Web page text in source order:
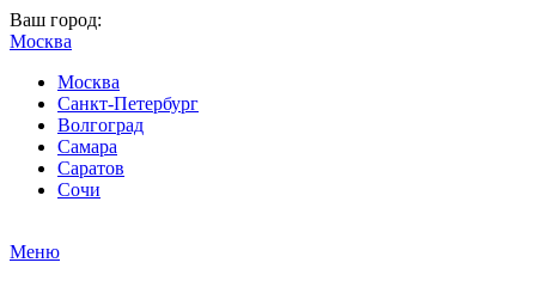
Ваш город:
Москва
Москва
Санкт-Петербург
Волгоград
Самара
Саратов
Сочи
Меню